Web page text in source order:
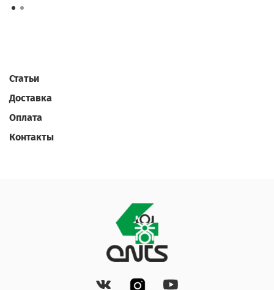
Статьи
Доставка
Оплата
Контакты